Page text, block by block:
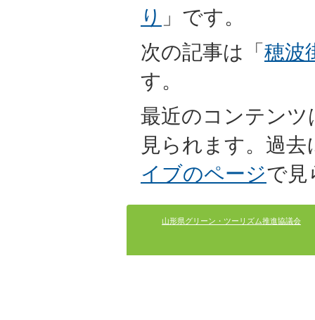
り 」です。
次の記事は「穂波
す。
最近のコンテンツ
見られます。過
イブのページで見
山形県グリーン・ツーリズム推進協議会